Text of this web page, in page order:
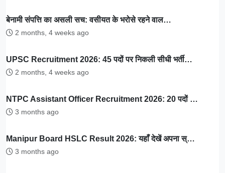
बेनामी संपत्ति का असली सच: वसीयत के भरोसे रहने वाल…
2 months, 4 weeks ago
UPSC Recruitment 2026: 45 पदों पर निकली सीधी भर्ती…
2 months, 4 weeks ago
NTPC Assistant Officer Recruitment 2026: 20 पदों …
3 months ago
Manipur Board HSLC Result 2026: यहाँ देखें अपना स्…
3 months ago